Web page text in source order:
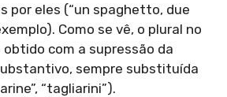
por eles (“un spaghetto, due
Como se vê, o plural no
com a supressão da
sempre substituída
“tagliarini”).